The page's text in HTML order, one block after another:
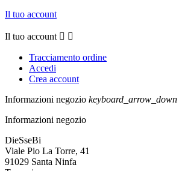
Il tuo account
Il tuo account  
Tracciamento ordine
Accedi
Crea account
Informazioni negozio keyboard_arrow_down
Informazioni negozio
DieSseBi
Viale Pio La Torre, 41
91029 Santa Ninfa